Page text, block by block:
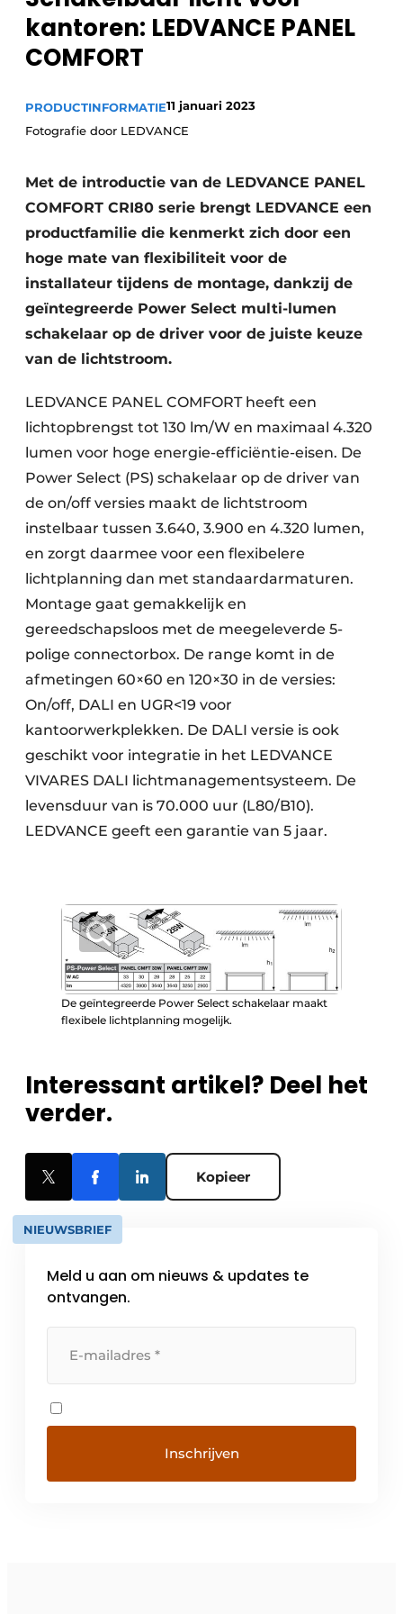
Vacature aanmelden
Vacatures
Sanitair
Binnenklimaat
Ventilatie
Warmtepompen
kantoren: LEDVANCE PANEL
COMFORT
PRODUCTINFORMATIE11 januari 2023
Fotografie door LEDVANCE
Met de introductie van de LEDVANCE PANEL
COMFORT CRI80 serie brengt LEDVANCE een
productfamilie die kenmerkt zich door een
hoge mate van flexibiliteit voor de
installateur tijdens de montage, dankzij de
geïntegreerde Power Select multi-lumen
schakelaar op de driver voor de juiste keuze
van de lichtstroom.
LEDVANCE PANEL COMFORT heeft een
lichtopbrengst tot 130 lm/W en maximaal 4.320
lumen voor hoge energie-efficiëntie-eisen. De
Power Select (PS) schakelaar op de driver van
de on/off versies maakt de lichtstroom
instelbaar tussen 3.640, 3.900 en 4.320 lumen,
en zorgt daarmee voor een flexibelere
lichtplanning dan met standaardarmaturen.
Montage gaat gemakkelijk en
gereedschapsloos met de meegeleverde 5-
polige connectorbox. De range komt in de
afmetingen 60×60 en 120×30 in de versies:
On/off, DALI en UGR<19 voor
kantoorwerkplekken. De DALI versie is ook
geschikt voor integratie in het LEDVANCE
VIVARES DALI lichtmanagementsysteem. De
levensduur van is 70.000 uur (L80/B10).
LEDVANCE geeft een garantie van 5 jaar.
De geïntegreerde Power Select schakelaar maakt
flexibele lichtplanning mogelijk.
Interessant artikel? Deel het
verder.
Kopieer
NIEUWSBRIEF
Meld u aan om nieuws & updates te
ontvangen.